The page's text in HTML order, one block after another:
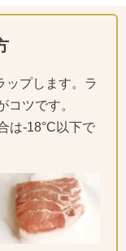
ップします。ラ
コツです。
は-18°C以下で